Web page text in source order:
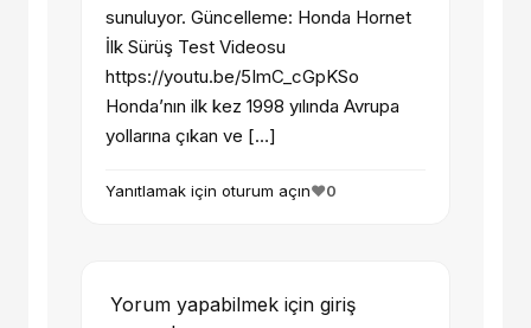
sunuluyor. Güncelleme: Honda Hornet
İlk Sürüş Test Videosu
https://youtu.be/5ImC_cGpKSo
Honda’nın ilk kez 1998 yılında Avrupa
yollarına çıkan ve […]
Yanıtlamak için oturum açın❤️0
Yorum yapabilmek için giriş